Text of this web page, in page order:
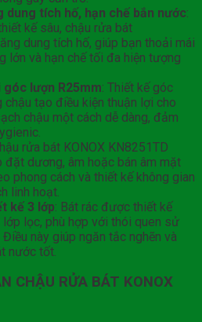
dung tích hố, hạn chế bắn nước:
kế sâu, chậu rửa bát
dung tích hố, giúp bạn thoải mái
lớn và hạn chế tối đa hiện tượng
lượn R25mm: Thiết kế góc
tạo điều kiện thuận lợi cho
chậu một cách dễ dàng, đảm
rửa bát KONOX KN8251TD
đặt dương, âm hoặc bán âm mặt
phong cách và thiết kế không gian
linh hoạt.
kế 3 lớp: Bát rác được thiết kế
lọc, phù hợp với thói quen sử
này giúp ngăn tắc nghẽn và
nước tốt.
CHẬU RỬA BÁT KONOX